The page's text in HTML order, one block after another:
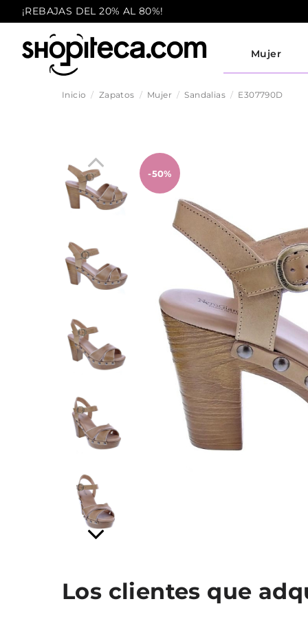
¡REBAJAS DEL 20% AL 80%!
Mujer
Inicio Zapatos Mujer Sandalias E307790D
-50%
Los clientes que